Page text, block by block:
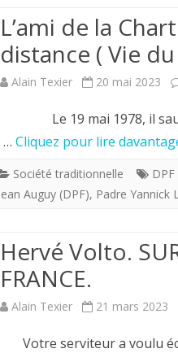
L’ami de la
distance ( Vie
Alain Texier 20 mai 2023
Le 19 mai 1978, il saute
… Cliquez pour lire
Société traditionnelle
Jean Auguy (DPF), Padre
Hervé Volto.
FRANCE.
Alain Texier 21 mars 2023
Votre serviteur a voulu